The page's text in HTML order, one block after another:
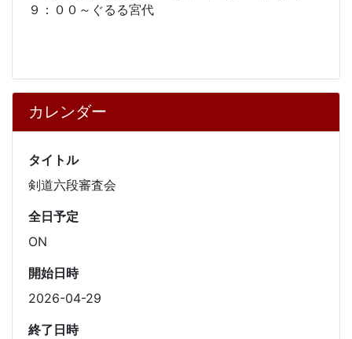
９：００～ぐるる宮代
カレンダー
タイトル
剣道六段審査会
全日予定
ON
開始日時
2026-04-29
終了日時